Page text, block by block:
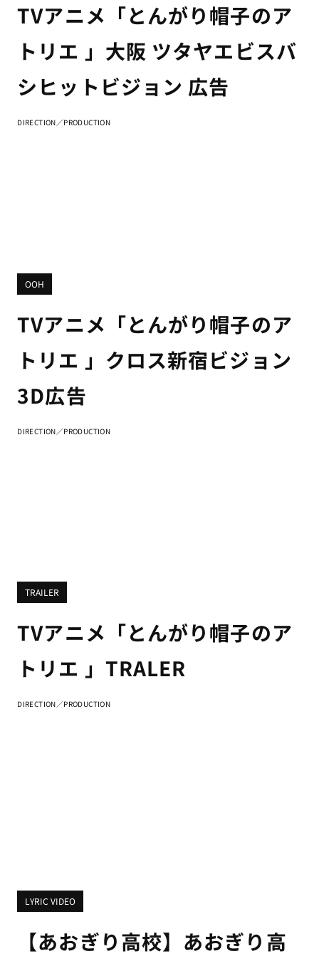
TVアニメ「とんがり帽子のア
トリエ 」大阪 ツタヤエビスバ
シヒットビジョン 広告
DIRECTION／PRODUCTION
OOH
TVアニメ「とんがり帽子のア
トリエ 」クロス新宿ビジョン
3D広告
DIRECTION／PRODUCTION
TRAILER
TVアニメ「とんがり帽子のア
トリエ 」TRALER
DIRECTION／PRODUCTION
LYRIC VIDEO
【あおぎり高校】あおぎり高